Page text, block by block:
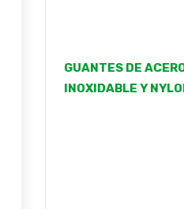
GUANTES DE
INOXIDABLE Y